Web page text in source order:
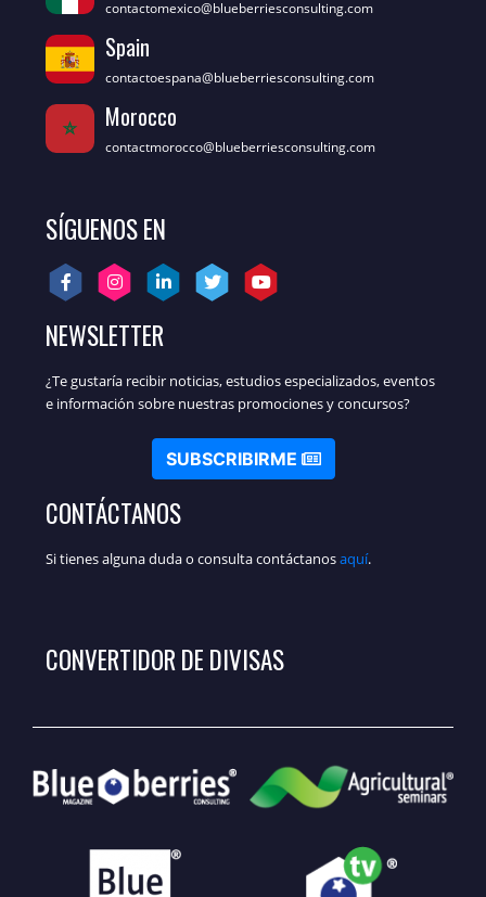
contactomexico@blueberriesconsulting.com
Spain
contactoespana@blueberriesconsulting.com
Morocco
contactmorocco@blueberriesconsulting.com
SÍGUENOS EN
NEWSLETTER
¿Te gustaría recibir noticias, estudios especializados, eventos
e información sobre nuestras promociones y concursos?
SUBSCRIBIRME
CONTÁCTANOS
Si tienes alguna duda o consulta contáctanosaquí.
CONVERTIDOR DE DIVISAS